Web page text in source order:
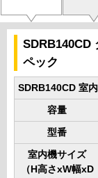
SDRB140CD
ペック
SDRB140CD 室
容量
型番
室内機サイズ
（H高さxW幅xD